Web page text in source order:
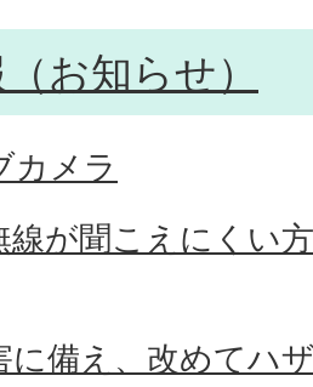
お知らせ）
カメラ
線が聞こえにくい
に備え、改めてハ